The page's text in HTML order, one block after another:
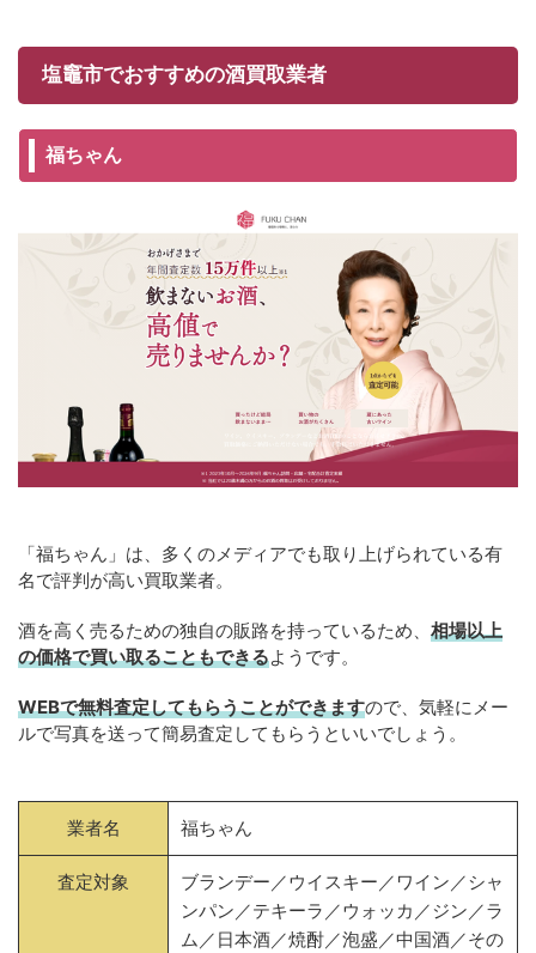
塩竈市でおすすめの酒買取業者
福ちゃん
「福ちゃん」は、多くのメディアでも取り上げられている有
名で評判が高い買取業者。
酒を高く売るための独自の販路を持っているため、 相場以上
の価格で買い取ることもできるようです。
WEBで無料査定してもらうことができますので、気軽にメー
ルで写真を送って簡易査定してもらうといいでしょう。
業者名 福ちゃん
査定対象
ブランデー／ウイスキー／ワイン／シャ
ンパン／テキーラ／ウォッカ／ジン／ラ
ム／日本酒／焼酎／泡盛／中国酒／その